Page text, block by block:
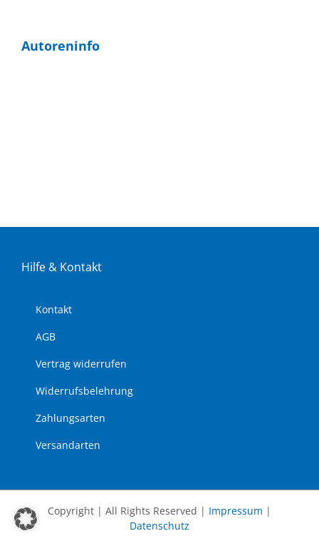
Au­toren­in­fo
Hil­fe & Kon­takt
Kon­takt
AGB
Ver­trag wi­der­ru­fen
Wi­der­rufs­be­leh­rung
Zah­lungs­ar­ten
Ver­sand­ar­ten
Copyright | All Rights Reserved | Impressum |
Datenschutz